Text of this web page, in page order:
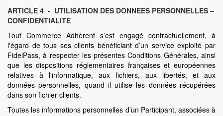
ARTICLE 4 - UTILISATION DES DONNEES PERSONNELLES –
CONFIDENTIALITE
Tout Commerce Adhérent s’est engagé contractuellement, à
l'égard de tous ses clients bénéficiant d’un service exploité par
FidelPass, à respecter les présentes Conditions Générales, ainsi
que les dispositions réglementaires françaises et européennes
relatives à l'informatique, aux fichiers, aux libertés, et aux
données personnelles, quand il utilise les données récupérées
dans son fichier clients.
Toutes les informations personnelles d’un Participant, associées à